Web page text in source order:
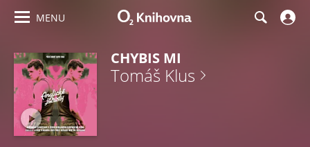
MENU
CHYBIS MI
Tomáš Klus